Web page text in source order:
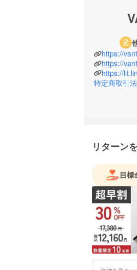
https://
https://
https://
特定商取引
リターン
目標